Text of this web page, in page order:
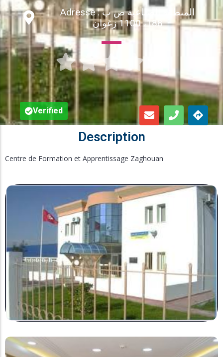
Inscription en Ligne
Bourses
Foire aux Questions
Adresse : المنطقة الصناعية ص ب
188، 1100 زغوان
 
Verified
Description
Centre de Formation et Apprentissage Zaghouan